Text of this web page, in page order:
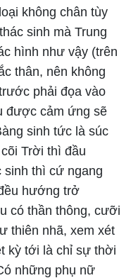
không chân tùy
sinh mà Trung
hình như vậy (trên
thân, nên không
phải đọa vào
được cảm ứng sẽ
sinh tức là súc
Trời thì đầu
thì cứ ngang
hướng trở
có thần thông, cưỡi
thiên nhã, xem xét
kỳ tới là chỉ sự thời
những phụ nữ